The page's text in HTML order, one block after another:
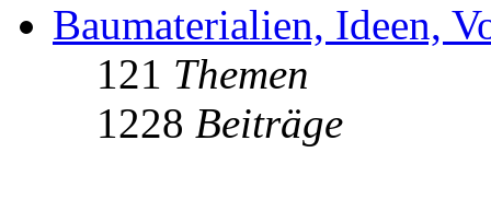
Baumaterialien, Ideen,
121 Themen
1228 Beiträge